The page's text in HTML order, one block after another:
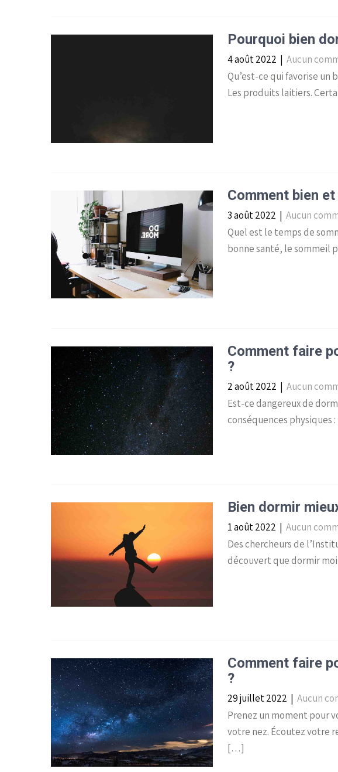
Pourquoi bien
4 août 2022 | Aucun
Qu’est-ce qui favorise un
Les produits laitiers.
Comment bien
3 août 2022 | Aucun
Quel est le temps de
bonne santé, le
Comment faire
?
2 août 2022 | Aucun
Est-ce dangereux de
conséquences
Bien dormir
1 août 2022 | Aucun
Des chercheurs de
découvert que dormir
Comment faire
?
29 juillet 2022 | Aucun
Prenez un moment pour
votre nez. Écoutez votre
[…]